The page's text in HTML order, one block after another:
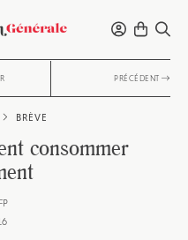
PRÉCÉDENT
BRÈVE
consommer